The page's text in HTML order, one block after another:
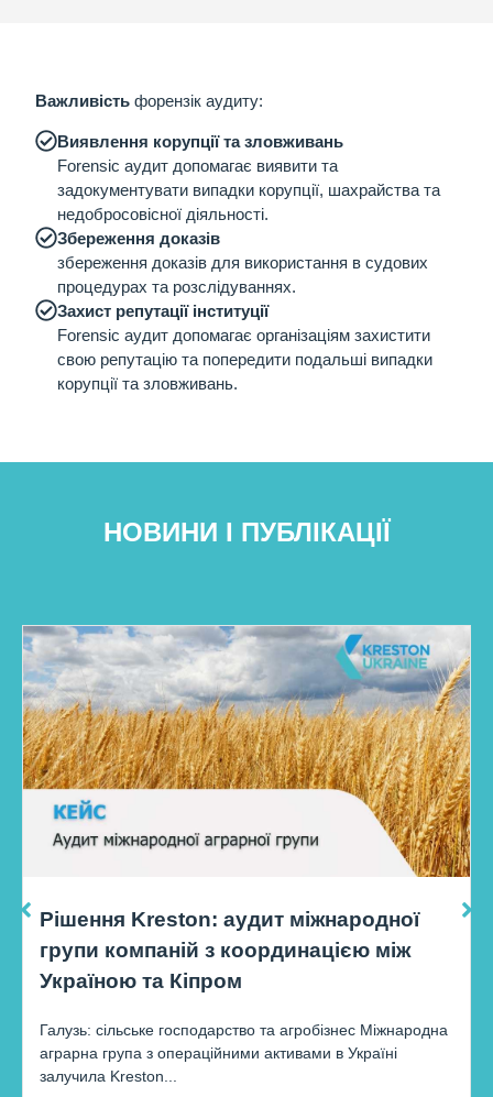
Важливістьфорензік аудиту:
Виявлення корупції та зловживань
Forensic аудит допомагає виявити та
задокументувати випадки корупції, шахрайства та
недобросовісної діяльності.
Збереження доказів
збереження доказів для використання в судових
процедурах та розслідуваннях.
Захист репутації інституції
Forensic аудит допомагає організаціям захистити
свою репутацію та попередити подальші випадки
корупції та зловживань.
НОВИНИ І ПУБЛІКАЦІЇ
Рішення Kreston: аудит міжнародної
групи компаній з координацією між
Україною та Кіпром
Галузь: сільське господарство та агробізнес Міжнародна
аграрна група з операційними активами в Україні
залучила Kreston...